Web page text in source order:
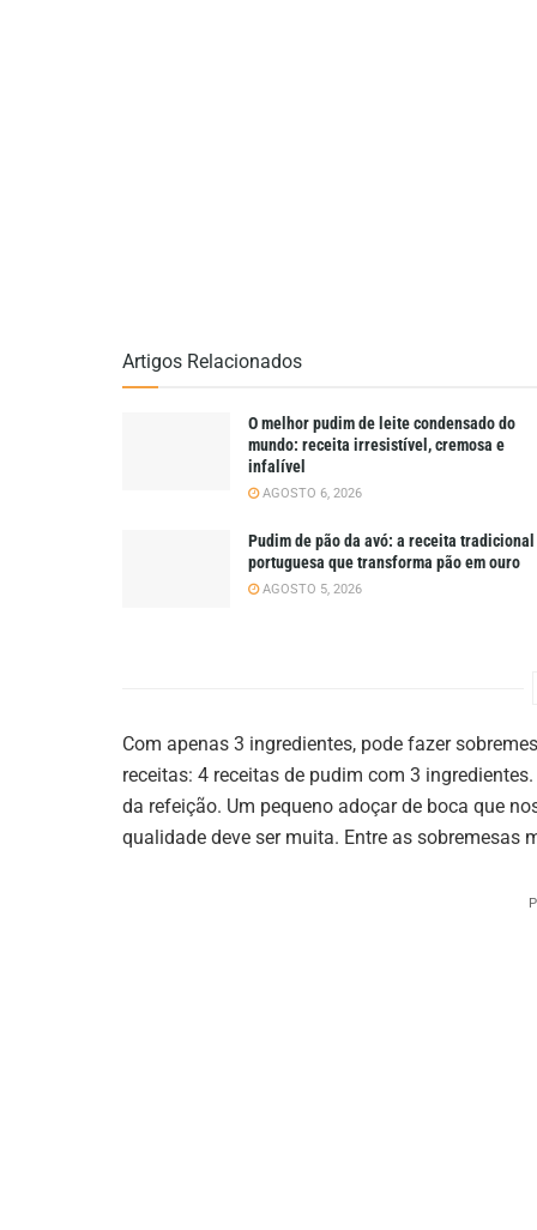
Artigos Relacionados
O melhor pudim de leite condensado do
mundo: receita irresistível, cremosa e
infalível
AGOSTO 6, 2026
Pudim de pão da avó: a receita tradicional
portuguesa que transforma pão em ouro
AGOSTO 5, 2026
Com apenas 3 ingredientes, pode fazer
receitas: 4 receitas de pudim com 3
da refeição. Um pequeno adoçar de boca que
qualidade deve ser muita. Entre as sobremesas